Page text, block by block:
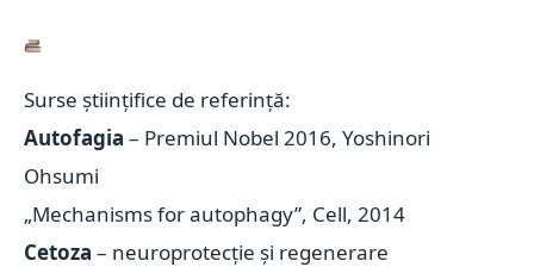
Surse științifice de referință:
Autofagia – Premiul Nobel 2016, Yoshinori
Ohsumi
„Mechanisms for autophagy”, Cell, 2014
Cetoza – neuroprotecție și regenerare